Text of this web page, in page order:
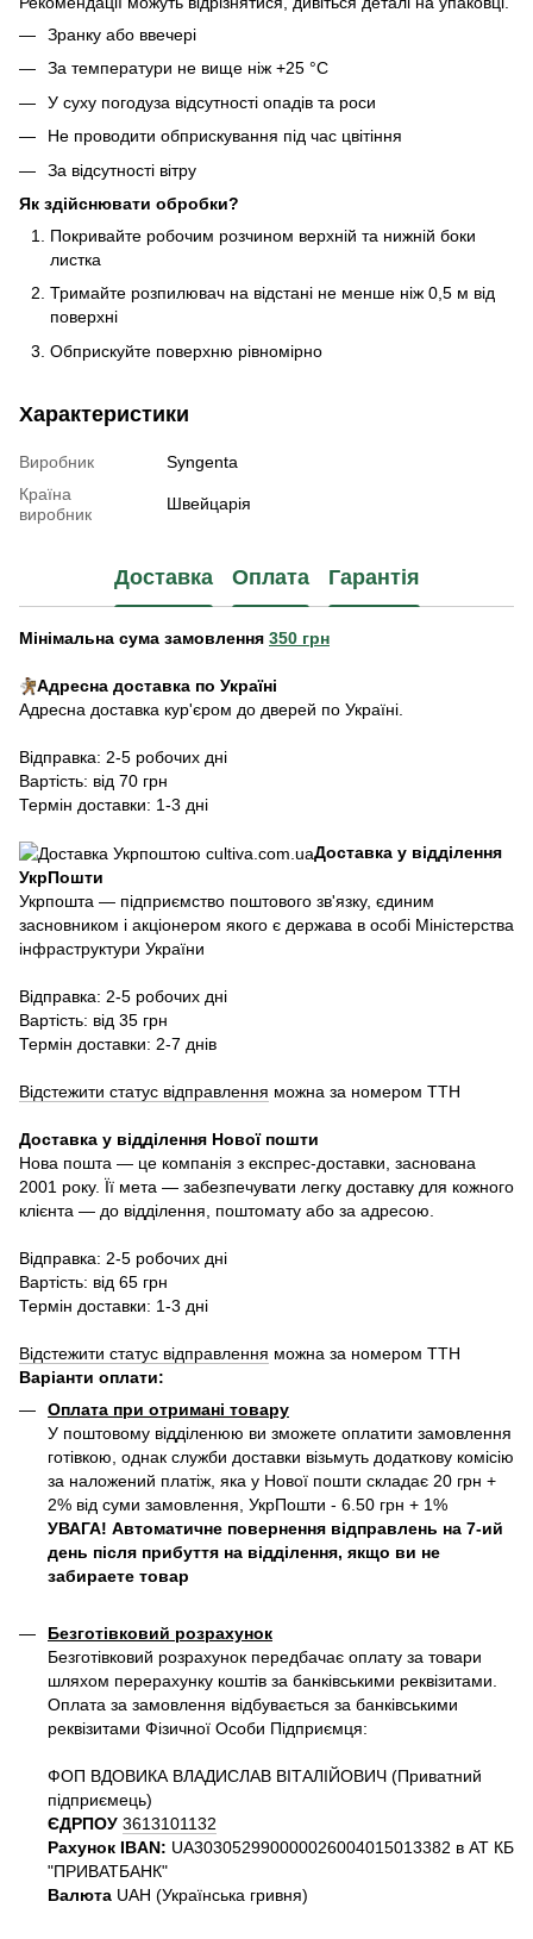
Зранку або ввечері
За температури не вище ніж +25 °С
У суху погодуза відсутності опадів та роси
Не проводити обприскування під час цвітіння
За відсутності вітру
Як здійснювати обробки?
Покривайте робочим розчином верхній та нижній боки
листка
Тримайте розпилювач на відстані не менше ніж 0,5 м від
поверхні
Обприскуйте поверхню рівномірно
Характеристики
Виробник
Syngenta
Країна
виробник
Швейцарія
Доставка Оплата Гарантія
Мінімальна сума замовлення 350 грн
Адресна доставка по Україні
Адресна доставка кур'єром до дверей по Україні.
Відправка: 2-5 робочих дні
Вартість: від 70 грн
Термін доставки: 1-3 дні
Доставка у відділення
УкрПошти
Укрпошта — підприємство поштового зв'язку, єдиним
засновником і акціонером якого є держава в особі Міністерства
інфраструктури України
Відправка: 2-5 робочих дні
Вартість: від 35 грн
Термін доставки: 2-7 днів
Відстежити статус відправлення можна за номером ТТН
Доставка у відділення Нової пошти
Нова пошта — це компанія з експрес-доставки, заснована
2001 року. Її мета — забезпечувати легку доставку для кожного
клієнта — до відділення, поштомату або за адресою.
Відправка: 2-5 робочих дні
Вартість: від 65 грн
Термін доставки: 1-3 дні
Відстежити статус відправлення можна за номером ТТН
Варіанти оплати:
Оплата при отримані товару
У поштовому відділенюю ви зможете оплатити замовлення
готівкою, однак служби доставки візьмуть додаткову комісію
за наложений платіж, яка у Нової пошти складає 20 грн +
2% від суми замовлення, УкрПошти - 6.50 грн + 1%
УВАГА! Автоматичне повернення відправлень на 7-ий
день після прибуття на відділення, якщо ви не
забираете товар
Безготівковий розрахунок
Безготівковий розрахунок передбачає оплату за товари
шляхом перерахунку коштів за банківськими реквізитами.
Оплата за замовлення відбувається за банківськими
реквізитами Фізичної Особи Підприємця:
ФОП ВДОВИКА ВЛАДИСЛАВ ВІТАЛІЙОВИЧ (Приватний
пiдприємець)
ЄДРПОУ 3613101132
Рахунок IBAN: UA303052990000026004015013382 в АТ КБ
"ПРИВАТБАНК"
Валюта UAH (Українська гривня)